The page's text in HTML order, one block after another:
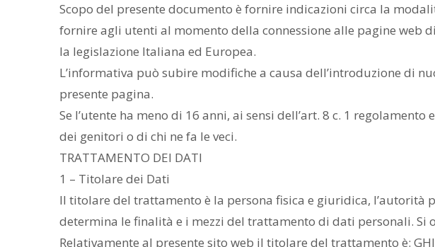
Scopo del presente documento è fornire indicazioni circa la
fornire agli utenti al momento della connessione alle pagine web
la legislazione Italiana ed Europea.
L’informativa può subire modifiche a causa dell’introduzione di
presente pagina.
Se l’utente ha meno di 16 anni, ai sensi dell’art. 8 c. 1
dei genitori o di chi ne fa le veci.
TRATTAMENTO DEI DATI
1 – Titolare dei Dati
Il titolare del trattamento è la persona fisica e giuridica,
determina le finalità e i mezzi del trattamento di dati personali. Si
Relativamente al presente sito web il titolare del trattamento è: